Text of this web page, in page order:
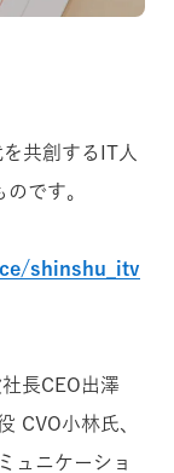
共創するIT人
です。
shinshu_itv
長CEO出澤
CVO小林氏、
ュニケーショ